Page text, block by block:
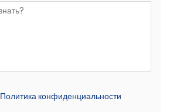
Политика конфиденциальности